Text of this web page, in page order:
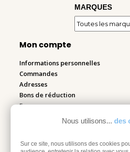
Nous utilisons... des
Sur ce site, nous utilisons des cookies
MARQUES
Mon compte
Informations personnelles
Commandes
Adresses
Bons de réduction
Espace pro